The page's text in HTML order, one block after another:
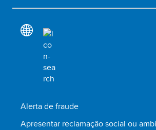
Alerta de fraude
Apresentar reclamação social ou